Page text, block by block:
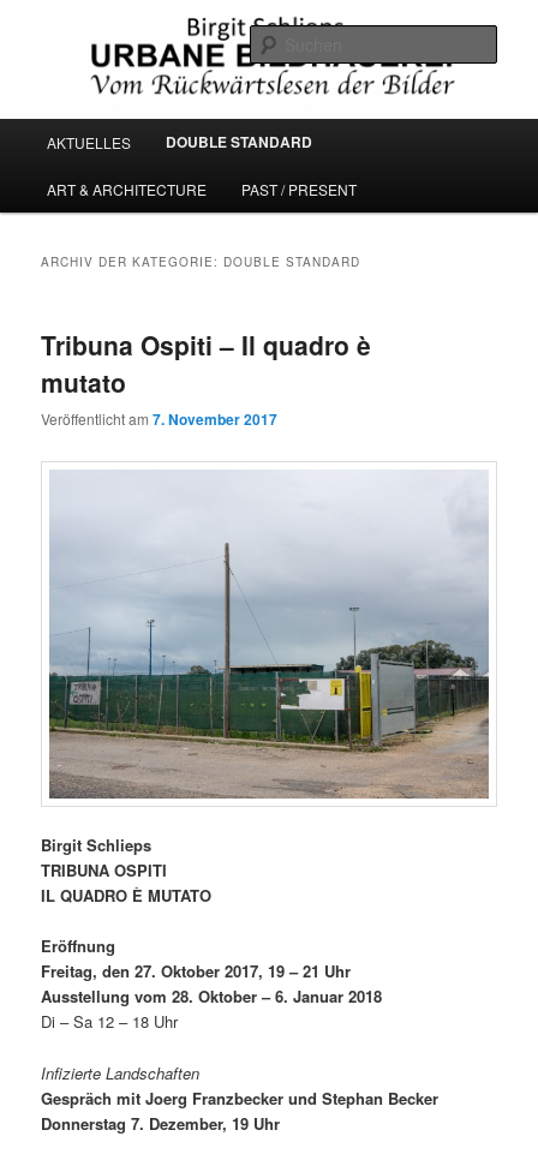
URBANE BILDHAUEREI
AKTUELLES DOUBLE STANDARD
ART & ARCHITECTURE PAST / PRESENT
ARCHIV DER KATEGORIE: DOUBLE STANDARD
Tribuna Ospiti – Il quadro è
mutato
Veröffentlicht am7. November 2017
Birgit Schlieps
TRIBUNA OSPITI
IL QUADRO È MUTATO
Eröffnung
Freitag, den 27. Oktober 2017, 19 – 21 Uhr
Ausstellung vom 28. Oktober – 6. Januar 2018
Di – Sa 12 – 18 Uhr
Infizierte Landschaften
Gespräch mit Joerg Franzbecker und Stephan Becker
Donnerstag 7. Dezember, 19 Uhr